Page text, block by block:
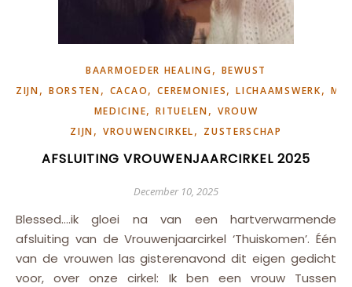
BAARMOEDER HEALING, BEWUST
ZIJN, BORSTEN, CACAO,CEREMONIES,LICHAAMSWERK,
MEDICINE,RITUELEN, VROUW
ZIJN, VROUWENCIRKEL, ZUSTERSCHAP
AFSLUITING VROUWENJAARCIRKEL 2025
December 10, 2025
Blessed….ik gloei na van een hartverwarmende
afsluiting van de Vrouwenjaarcirkel ‘Thuiskomen’. Één
van de vrouwen las gisterenavond dit eigen gedicht
voor, over onze cirkel: Ik ben een vrouw Tussen